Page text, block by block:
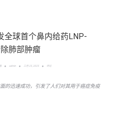
全球首个鼻内给药LNP-
肺部肿瘤
admin 三月 25, 2025 评论
的迅速成功，引发了人们对其用于癌症免疫